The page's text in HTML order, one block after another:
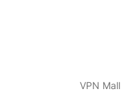
VPN Mall